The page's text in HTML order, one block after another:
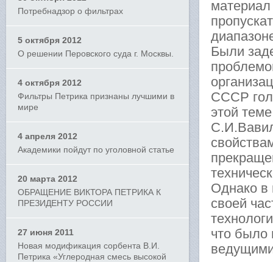
Потребнадзор о фильтрах
5 октября 2012
О решении Перовского суда г. Москвы.
4 октября 2012
Фильтры Петрика признаны лучшими в
мире
4 апреля 2012
Академики пойдут по уголовной статье
20 марта 2012
ОБРАЩЕНИЕ ВИКТОРА ПЕТРИКА К
ПРЕЗИДЕНТУ РОССИИ
27 июня 2011
Новая модификация сорбента В.И.
Петрика «Углеродная смесь высокой
Были
СССР
этой
Однако в
своей
что было